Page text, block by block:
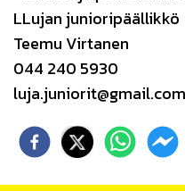
LLujan junioripäällikkö
Teemu Virtanen
044 240 5930
luja.juniorit@gmail.com